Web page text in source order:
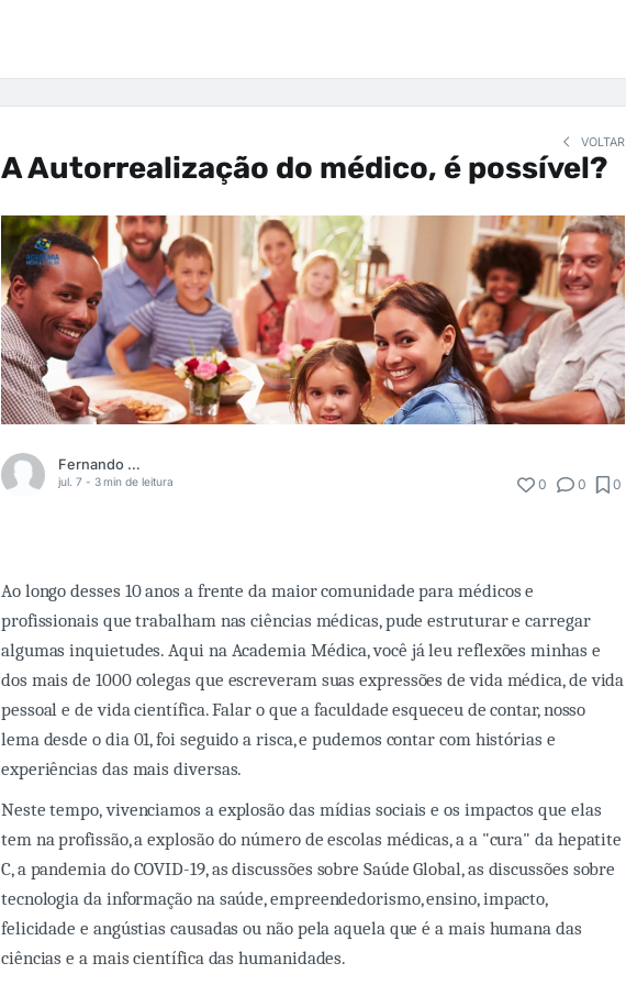
VOLTAR
A Autorrealização do médico, é possível?
Fernando Carbonieri
jul. 7 - 3 min de leitura 0 0 0
Ao longo desses 10 anos a frente da maior comunidade para médicos e
profissionais que trabalham nas ciências médicas, pude estruturar e carregar
algumas inquietudes. Aqui na Academia Médica, você já leu reflexões minhas e
dos mais de 1000 colegas que escreveram suas expressões de vida médica, de vida
pessoal e de vida científica. Falar o que a faculdade esqueceu de contar, nosso
lema desde o dia 01, foi seguido a risca, e pudemos contar com histórias e
experiências das mais diversas.
Neste tempo, vivenciamos a explosão das mídias sociais e os impactos que elas
tem na profissão, a explosão do número de escolas médicas, a a "cura" da hepatite
C, a pandemia do COVID-19, as discussões sobre Saúde Global, as discussões sobre
tecnologia da informação na saúde, empreendedorismo, ensino, impacto,
felicidade e angústias causadas ou não pela aquela que é a mais humana das
ciências e a mais científica das humanidades.